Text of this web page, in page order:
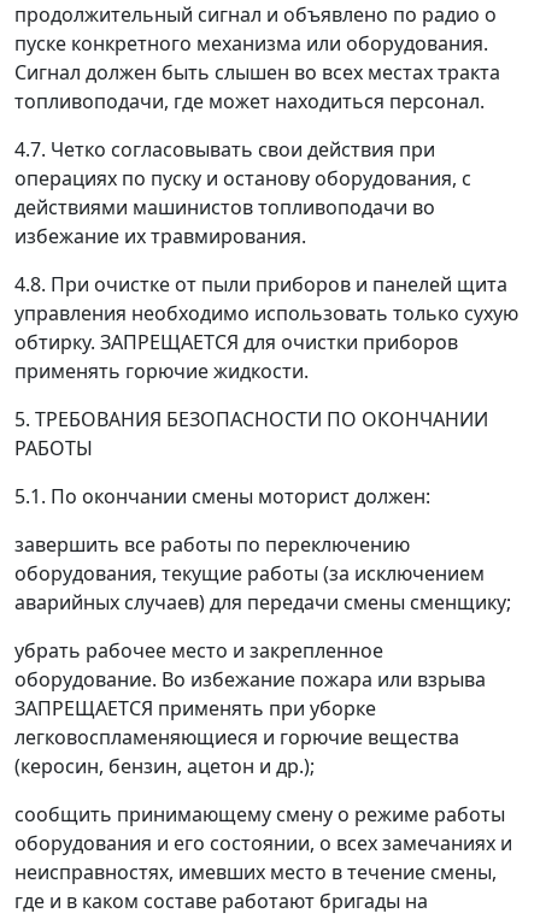
продолжительный сигнал и объявлено по радио о
пуске конкретного механизма или оборудования.
Сигнал должен быть слышен во всех местах тракта
топливоподачи, где может находиться персонал.
4.7. Четко согласовывать свои действия при
операциях по пуску и останову оборудования, с
действиями машинистов топливоподачи во
избежание их травмирования.
4.8. При очистке от пыли приборов и панелей щита
управления необходимо использовать только сухую
обтирку. ЗАПРЕЩАЕТСЯ для очистки приборов
применять горючие жидкости.
5. ТРЕБОВАНИЯ БЕЗОПАСНОСТИ ПО ОКОНЧАНИИ
РАБОТЫ
5.1. По окончании смены моторист должен:
завершить все работы по переключению
оборудования, текущие работы (за исключением
аварийных случаев) для передачи смены сменщику;
убрать рабочее место и закрепленное
оборудование. Во избежание пожара или взрыва
ЗАПРЕЩАЕТСЯ применять при уборке
легковоспламеняющиеся и горючие вещества
(керосин, бензин, ацетон и др.);
сообщить принимающему смену о режиме работы
оборудования и его состоянии, о всех замечаниях и
неисправностях, имевших место в течение смены,
где и в каком составе работают бригады на